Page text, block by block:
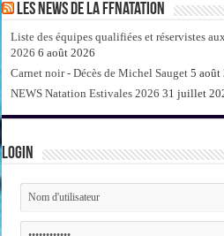
Les news de la FFNatation
Liste des équipes qualifiées et réservistes
2026 6 août 2026
Carnet noir - Décès de Michel Sauget 5 août
NEWS Natation Estivales 2026 31 juillet
Login